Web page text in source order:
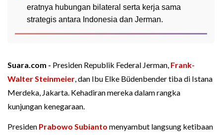
eratnya hubungan bilateral serta kerja sama
strategis antara Indonesia dan Jerman.
Suara.com - Presiden Republik Federal Jerman, Frank-
Walter Steinmeier, dan Ibu Elke Büdenbender tiba di Istana
Merdeka, Jakarta. Kehadiran mereka dalam rangka
kunjungan kenegaraan.
Presiden Prabowo Subianto menyambut langsung ketibaan